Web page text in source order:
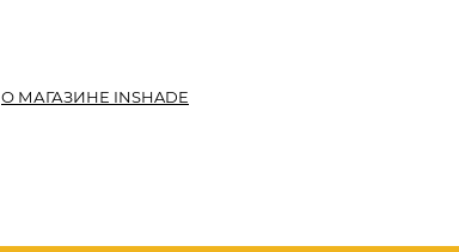
О МАГАЗИНЕ INSHADE